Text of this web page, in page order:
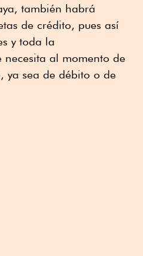
también habrá
de crédito, pues así
y toda la
necesita al momento de
ya sea de débito o de